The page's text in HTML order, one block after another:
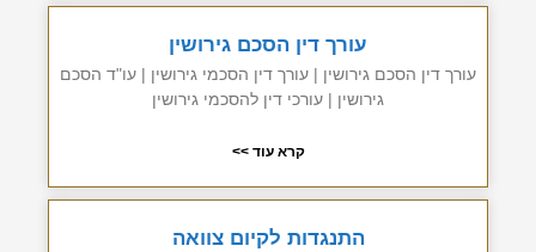
עורך דין הסכם גירושין
עורך דין הסכם גירושין | עורך דין הסכמי גירושין | עו"ד הסכם
גירושין | עורכי דין להסכמי גירושין
קרא עוד >>
התנגדות לקיום צוואה